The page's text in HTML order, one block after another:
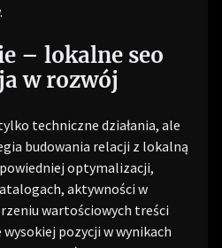
.
– lokalne seo
w rozwój
techniczne działania, ale
budowania relacji z lokalną
optymalizacji,
aktywności w
wartościowych treści
pozycji w wynikach